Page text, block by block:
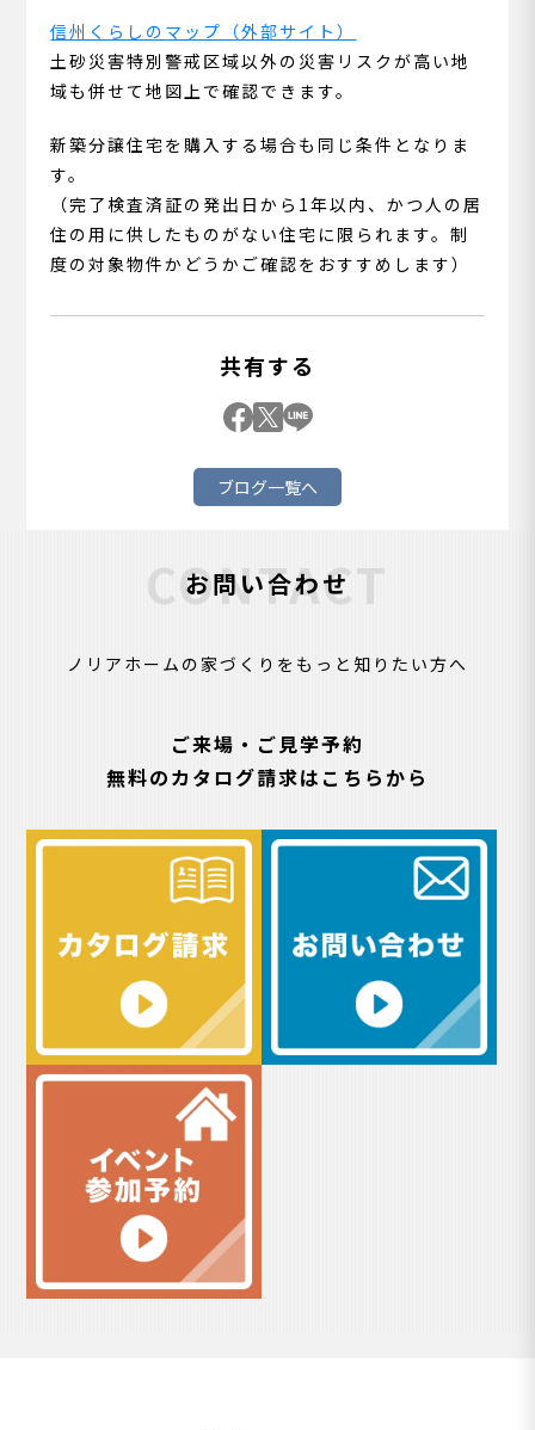
信州くらしのマップ（外部サイト）
土砂災害特別警戒区域以外の災害リスクが高い地
域も併せて地図上で確認できます。
新築分譲住宅を購入する場合も同じ条件となりま
す。
（完了検査済証の発出日から1年以内、かつ人の居
住の用に供したものがない住宅に限られます。制
度の対象物件かどうかご確認をおすすめします）
共有する
ブログ一覧へ
お問い合わせ
CONTACT
ノリアホームの家づくりをもっと知りたい方へ
ご来場・ご見学予約
無料のカタログ請求はこちらから